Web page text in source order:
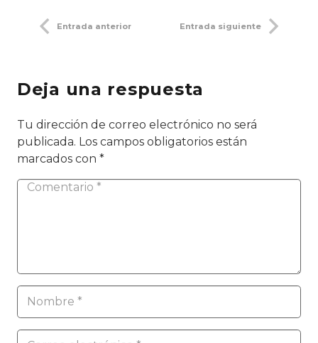
Entrada anterior Entrada siguiente
Deja una respuesta
Tu dirección de correo electrónico no será
publicada. Los campos obligatorios están
marcados con *